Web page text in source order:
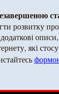
розвитку
які